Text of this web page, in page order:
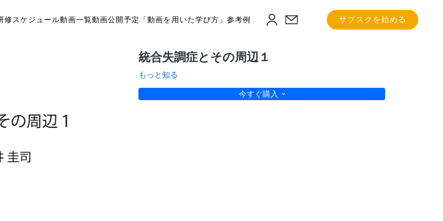
修スケジュール動画一覧動画公開予定 「動画を用いた学び方」参考例 サブスクを始める
統合失調症とその周辺１
もっと知る
今すぐ購入